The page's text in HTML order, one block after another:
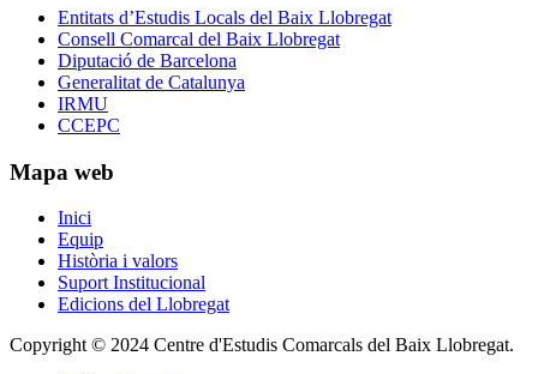
Entitats d’Estudis Locals del Baix Llobregat
Consell Comarcal del Baix Llobregat
Diputació de Barcelona
Generalitat de Catalunya
IRMU
CCEPC
Mapa web
Inici
Equip
Història i valors
Suport Institucional
Edicions del Llobregat
Copyright © 2024 Centre d'Estudis Comarcals del Baix Llobregat.